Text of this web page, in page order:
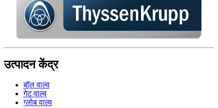
उत्पादन केंद्र
बॉल वाल्व
गेट वाल्व
ग्लोब वाल्व